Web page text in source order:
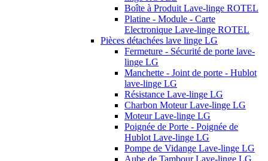
Boîte à Produit Lave-linge ROTEL
Platine - Module - Carte
Electronique Lave-linge ROTEL
Pièces détachées lave linge LG
Fermeture - Sécurité de porte lave-
linge LG
Manchette - Joint de porte - Hublot
lave-linge LG
Résistance Lave-linge LG
Charbon Moteur Lave-linge LG
Moteur Lave-linge LG
Poignée de Porte - Poignée de
Hublot Lave-linge LG
Pompe de Vidange Lave-linge LG
Aube de Tambour Lave-linge LG